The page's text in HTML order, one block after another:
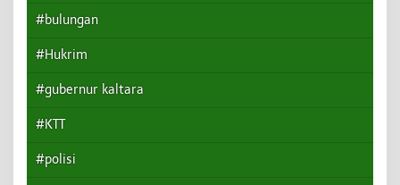
#bulungan
#Hukrim
#gubernur kaltara
#KTT
#polisi